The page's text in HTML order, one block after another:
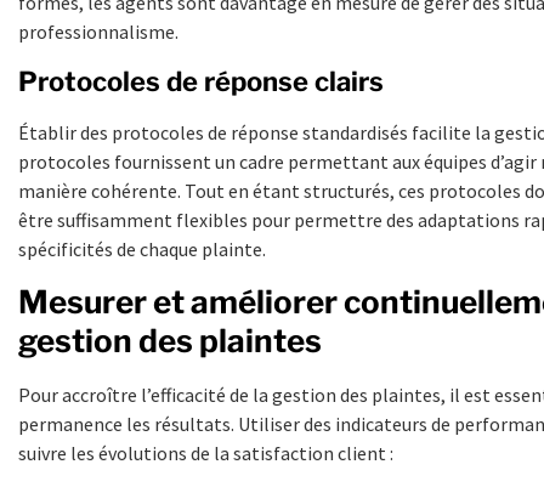
professionnalisme.
Protocoles de réponse clairs
Établir des protocoles de réponse standardisés facilite la
protocoles fournissent un cadre permettant aux équipes
manière cohérente. Tout en étant structurés, ces protocoles
être suffisamment flexibles pour permettre des adaptations
spécificités de chaque plainte.
Mesurer et améliorer
gestion des plaintes
Pour accroître l’efficacité de la gestion des plaintes, il est
permanence les résultats. Utiliser des indicateurs de
suivre les évolutions de la satisfaction client :